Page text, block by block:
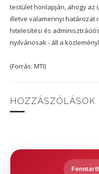
testület honlapján, ahogy az
illetve valamennyi határozat
hitelesítési és
nyilvánosak - áll a
(Forrás: MTI)
HOZZÁSZÓLÁSOK